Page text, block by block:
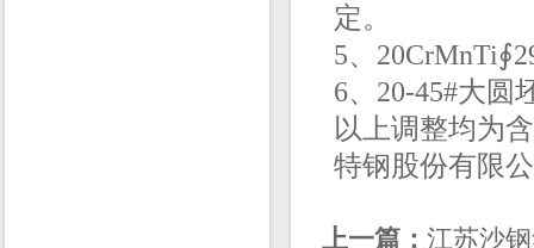
定。
5、20CrMnTi
6、20-45#大圆
以上调整均为
特钢股份有限
上一篇： 江苏沙